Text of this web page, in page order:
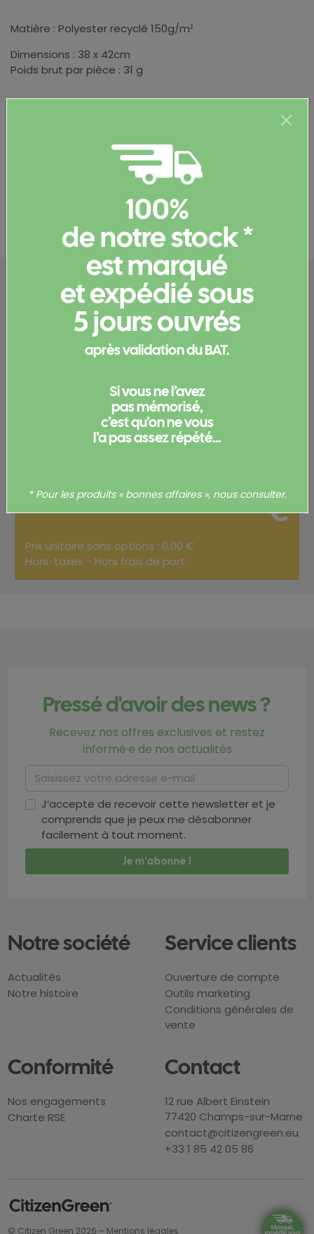
Matière : Polyester recyclé 150g/m²
Dimensions : 38 x 42cm
Poids brut par pièce : 31 g
Informations complémentaires
Documents et certificats
Configurez votre
produit
vous connecterpour pouvoir obtenir un devis
Votre commande
€
Prix unitaire sans options : 0,00 €
Hors-taxes - Hors frais de port
Pressé d'avoir des news ?
Recevez nos offres exclusives et restez
informé·e de nos actualités
J’accepte de recevoir cette newsletter et je
comprends que je peux me désabonner
facilement à tout moment.
Notre société
Actualités
Notre histoire
Service clients
Ouverture de compte
Outils marketing
Conditions générales de
vente
Conformité
Nos engagements
Charte RSE
Contact
12 rue Albert Einstein
77420 Champs-sur-Marne
contact@citizengreen.eu
+33 1 85 42 05 86
© Citizen Green 2026 – Mentions légales
100%
de notre stock *
est marqué
et expédié sous
5 jours ouvrés
après validation du BAT.
Si vous ne l’avez
pas mémorisé,
c’est qu’on ne vous
l’a pas assez répété...
* Pour les produits « bonnes affaires », nous consulter.